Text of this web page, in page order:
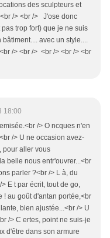
des sculpteurs et
/> <br /> J'ose donc
trop fort) que je ne suis
avec un style....
/> <br /> <br /> <br /> <br
18:00
/> O ncques n'en
/> U ne occasion avez-
pour aller vous
belle nous entr'ouvrer...<br
parler ?<br /> L à, du
E t par écrit, tout de go,
! au goût d'antan portée,<br
bien ajustée...<br /> U
/> C ertes, point ne suis-je
d'être dans son armure